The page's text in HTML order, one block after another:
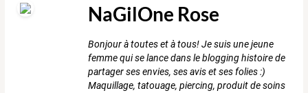
NaGilOne Rose
Bonjour à toutes et à tous! Je suis une jeune
femme qui se lance dans le blogging histoire de
partager ses envies, ses avis et ses folies :)
Maquillage, tatouage, piercing, produit de soins